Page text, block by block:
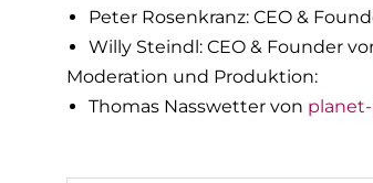
Peter Rosenkranz: CEO &
Willy Steindl: CEO & Founder
Moderation und Produktion:
Thomas Nasswetter von